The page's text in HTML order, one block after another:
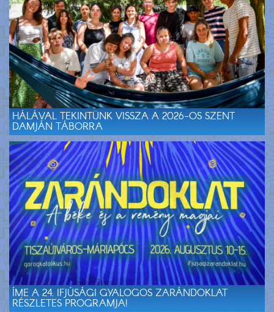
HÁLÁVAL TEKINTÜNK VISSZA A 2026-OS SZENT
DAMJÁN TÁBORRA
ÍME A 24. IFJÚSÁGI GYALOGOS ZARÁNDOKLAT
RÉSZLETES PROGRAMJA!